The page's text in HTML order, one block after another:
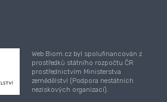
Web Biom.cz byl spolufinancován z
prostředků státního rozpočtu ČR
prostřednictvím Ministerstva
zemědělství (Podpora nestátních
neziskových organizací).